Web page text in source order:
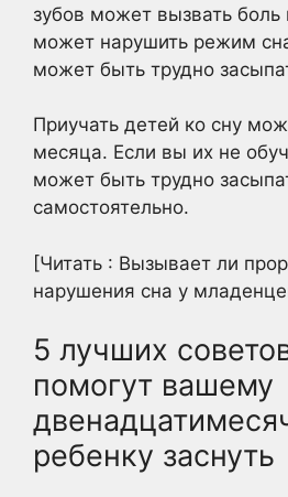
зубов может вызвать
может нарушить режим
может быть трудно
Приучать детей ко сну
месяца. Если вы их не
может быть трудно
самостоятельно.
[Читать : Вызывает ли
нарушения сна у
5 лучших
помогут вашему
ребенку заснуть